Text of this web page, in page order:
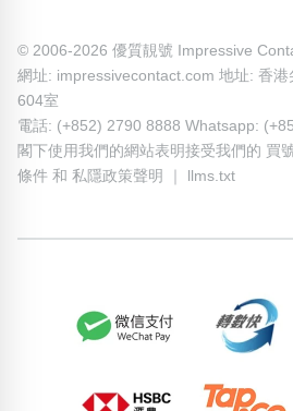
© 2006-2026 優質靚號 Impressive
網址: impressivecontact.com 地址: 香
604室
電話: (+852) 2790 8888 Whatsapp:
閣下使用我們的網站表明接受我們的 買
條件 和 私隱政策聲明 llms.txt